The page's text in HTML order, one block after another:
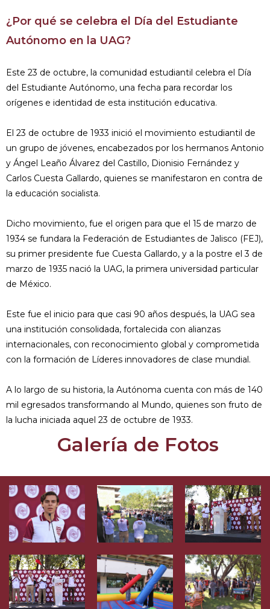
¿Por qué se celebra el Día del Estudiante
Autónomo en la UAG?
Este 23 de octubre, la comunidad estudiantil celebra el Día
del Estudiante Autónomo, una fecha para recordar los
orígenes e identidad de esta institución educativa.
El 23 de octubre de 1933 inició el movimiento estudiantil de
un grupo de jóvenes, encabezados por los hermanos Antonio
y Ángel Leaño Álvarez del Castillo, Dionisio Fernández y
Carlos Cuesta Gallardo, quienes se manifestaron en contra de
la educación socialista.
Dicho movimiento, fue el origen para que el 15 de marzo de
1934 se fundara la Federación de Estudiantes de Jalisco (FEJ),
su primer presidente fue Cuesta Gallardo, y a la postre el 3 de
marzo de 1935 nació la UAG, la primera universidad particular
de México.
Este fue el inicio para que casi 90 años después, la UAG sea
una institución consolidada, fortalecida con alianzas
internacionales, con reconocimiento global y comprometida
con la formación de Líderes innovadores de clase mundial.
A lo largo de su historia, la Autónoma cuenta con más de 140
mil egresados transformando al Mundo, quienes son fruto de
la lucha iniciada aquel 23 de octubre de 1933.
Galería de Fotos